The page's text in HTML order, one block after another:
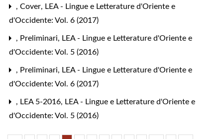
, Cover, LEA - Lingue e Letterature d'Oriente e
d'Occidente: Vol. 6 (2017)
, Preliminari, LEA - Lingue e Letterature d'Oriente e
d'Occidente: Vol. 5 (2016)
, Preliminari, LEA - Lingue e Letterature d'Oriente e
d'Occidente: Vol. 6 (2017)
, LEA 5-2016, LEA - Lingue e Letterature d'Oriente e
d'Occidente: Vol. 5 (2016)